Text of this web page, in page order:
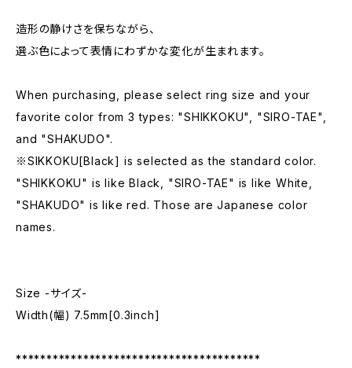
造形の静けさを保ちながら、
選ぶ色によって表情にわずかな変化が生まれます。
When purchasing, please select ring size and your
favorite color from 3 types: "SHIKKOKU", "SIRO-TAE",
and "SHAKUDO".
※SIKKOKU[Black] is selected as the standard color.
"SHIKKOKU" is like Black, "SIRO-TAE" is like White,
"SHAKUDO" is like red. Those are Japanese color
names.
Size -サイズ-
Width(幅) 7.5mm[0.3inch]
****************************************